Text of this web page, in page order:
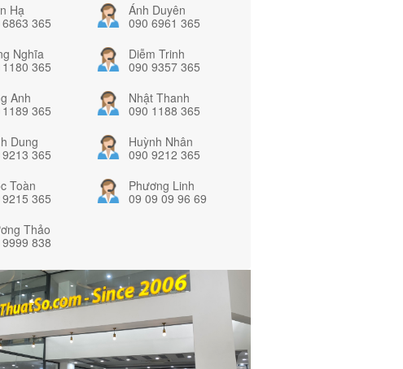
Hạ
365
Ánh Duyên
090 6961 365
Nghĩa
365
Diễm Trinh
090 9357 365
Anh
365
Nhật Thanh
090 1188 365
Dung
365
Huỳnh Nhân
090 9212 365
Toàn
365
Phương Linh
09 09 09 96 69
Thảo
838